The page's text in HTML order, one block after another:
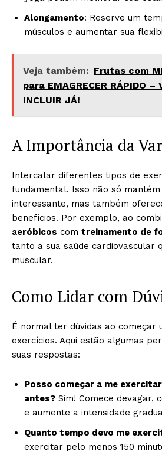
Alongamento: Reserve um
músculos e aumentar sua
Veja também: Frutas com
para EMAGRECER RÁPIDO –
INCLUIR JÁ!
A Importância da
Intercalar diferentes tipos de
fundamental. Isso não só
interessante, mas também
benefícios. Por exemplo, ao
aeróbicos com treinamento de
tanto a sua saúde cardiovascular
muscular.
Como Lidar com
É normal ter dúvidas ao começar
exercícios. Aqui estão algumas
suas respostas:
Posso começar a me
antes? Sim! Comece devagar,
e aumente a intensidade
Quanto tempo devo me
exercitar pelo menos 150